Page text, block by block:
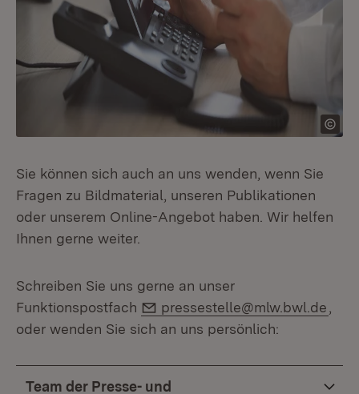
Sie können sich auch an uns wenden, wenn Sie
Fragen zu Bildmaterial, unseren Publikationen
oder unserem Online-Angebot haben. Wir helfen
Ihnen gerne weiter.
Schreiben Sie uns gerne an unser
Funktionspostfach
E-Mail:
pressestelle@mlw.bwl.de
oder wenden Sie sich an uns persönlich:
Team der Presse- und